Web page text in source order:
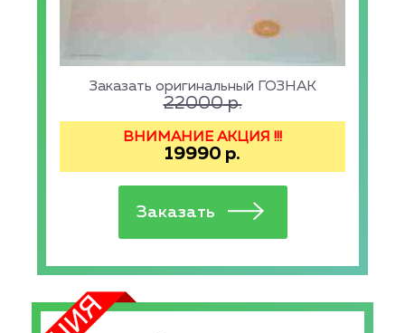
Заказать оригинальный ГОЗНАК
22000р.
ВНИМАНИЕ АКЦИЯ !!!
19990 р.